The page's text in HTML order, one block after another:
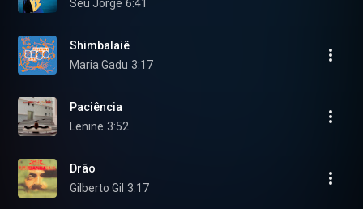
Seu Jorge 6:41
Shimbalaiê
Maria Gadu 3:17
Paciência
Lenine 3:52
Drão
Gilberto Gil 3:17